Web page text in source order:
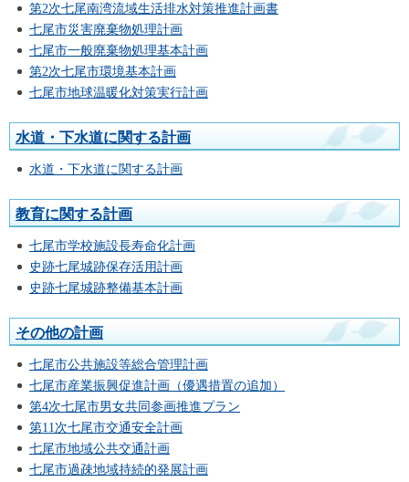
第2次七尾南湾流域生活排水対策推進計画書
七尾市災害廃棄物処理計画
七尾市一般廃棄物処理基本計画
第2次七尾市環境基本計画
七尾市地球温暖化対策実行計画
水道・下水道に関する計画
水道・下水道に関する計画
教育に関する計画
七尾市学校施設長寿命化計画
史跡七尾城跡保存活用計画
史跡七尾城跡整備基本計画
その他の計画
七尾市公共施設等総合管理計画
七尾市産業振興促進計画（優遇措置の追加）
第4次七尾市男女共同参画推進プラン
第11次七尾市交通安全計画
七尾市地域公共交通計画
七尾市過疎地域持続的発展計画